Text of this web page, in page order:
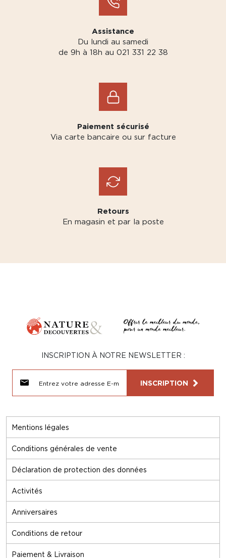
Assistance
Du lundi au samedi
de 9h à 18h au 021 331 22 38
Paiement sécurisé
Via carte bancaire ou sur facture
Retours
En magasin et par la poste
Mentions légales
Conditions générales de vente
Déclaration de protection des données
Activités
Anniversaires
Conditions de retour
Paiement & Livraison
INSCRIPTION À NOTRE NEWSLETTER :
INSCRIPTION